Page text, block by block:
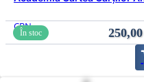
CBN
În stoc 250,00